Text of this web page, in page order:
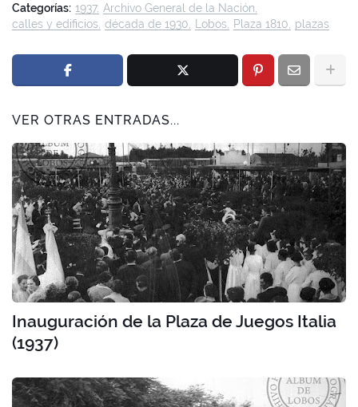
Categorías: 1937 Archivo General de la Nación
calles y edificios década de 1930 Lobos Plaza 1810 plazas
VER OTRAS ENTRADAS...
Inauguración de la Plaza de Juegos Italia
(1937)